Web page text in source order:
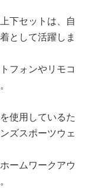
下セットは、自
として活躍しま
フォンやリモコ
使用しているた
ズスポーツウェ
ームワークアウ